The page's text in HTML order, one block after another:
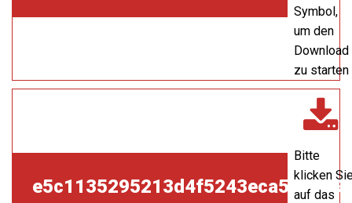
Symbol,
um den
Download
zu starten
Bitte
klicken
auf das